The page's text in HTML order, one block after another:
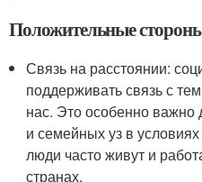
Положительные
Связь на расстоянии:
поддерживать связь с
нас. Это особенно
и семейных уз в
люди часто живут и
странах.